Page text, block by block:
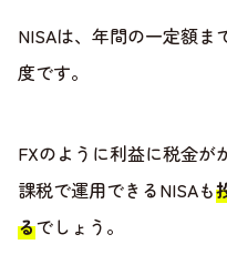
NISAは、年間の一定額ま
度です。
FXのように利益に税金が
課税で運用できるNISAも
るでしょう。